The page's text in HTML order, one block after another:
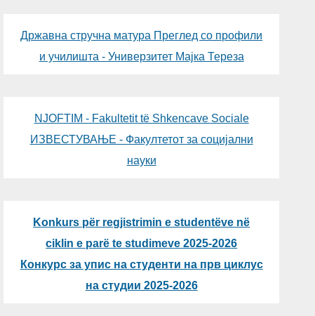
Државна стручна матура Преглед со профили
и училишта - Универзитет Мајка Тереза
NJOFTIM - Fakultetit të Shkencave Sociale
ИЗВЕСТУВАЊЕ - Факултетот за социјални
науки
Konkurs për regjistrimin e studentëve në
ciklin e parë te studimeve 2025-2026
Конкурс за упис на студенти на прв циклус
на студии 2025-2026